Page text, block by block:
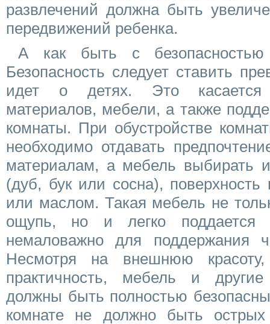
развлечений должна быть
передвижений ребенка.
А как быть с безопасностью
Безопасность следует ставить
идет о детях. Это касается
материалов, мебели, а также
комнаты. При обустройстве
необходимо отдавать
материалам, а мебель выбирать
(дуб, бук или сосна), поверхность
или маслом. Такая мебель не
ощупь, но и легко поддается
немаловажно для поддержания
Несмотря на внешнюю
практичность, мебель и
должны быть полностью
комнате не должно быть острых